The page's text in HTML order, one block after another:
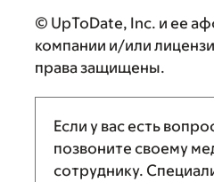
© UpToDate, Inc. и ее
компании и/или
права защищены.
Если у вас есть
позвоните своему
сотруднику.